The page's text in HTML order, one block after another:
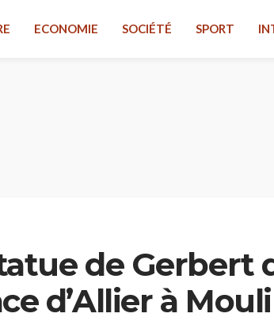
ECONOMIE SOCIÉTÉ SPORT
de Gerbert
d’Allier à